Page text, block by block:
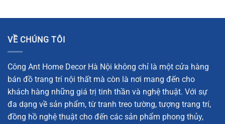
Đồng Hồ Treo Tường Giao Thoa Hiện Đại
VỀ CHÚNG TÔI
Công Ant Home Decor Hà Nội không chỉ là một cửa hàng
bán đồ trang trí nội thất mà còn là nơi mang đến cho
khách hàng những giá trị tinh thần và nghệ thuật. Với sự
đa dạng về sản phẩm, từ tranh treo tường, tượng trang trí,
đồng hồ nghệ thuật cho đến các sản phẩm phong thủy,